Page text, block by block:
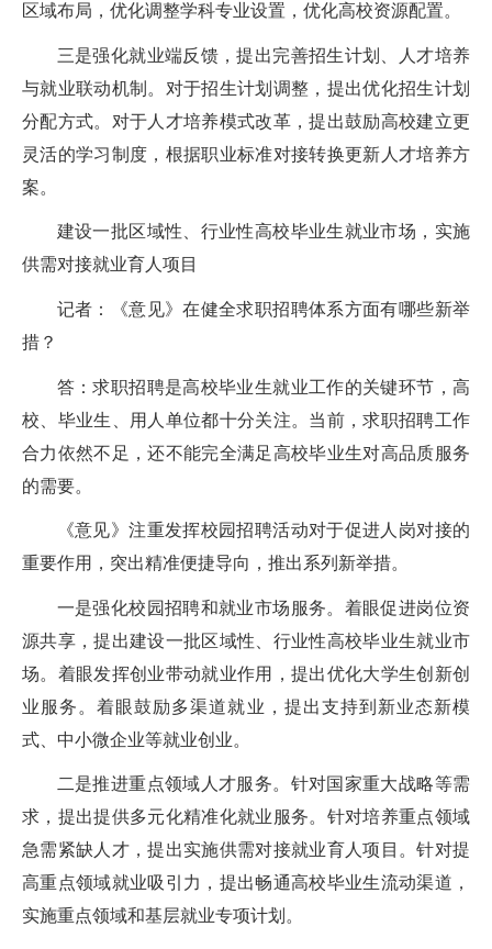
区域布局，优化调整学科专业设置，优化高校资源配置。
三是强化就业端反馈，提出完善招生计划、人才培养
与就业联动机制。对于招生计划调整，提出优化招生计划
分配方式。对于人才培养模式改革，提出鼓励高校建立更
灵活的学习制度，根据职业标准对接转换更新人才培养方
案。
建设一批区域性、行业性高校毕业生就业市场，实施
供需对接就业育人项目
记者：《意见》在健全求职招聘体系方面有哪些新举
措？
答：求职招聘是高校毕业生就业工作的关键环节，高
校、毕业生、用人单位都十分关注。当前，求职招聘工作
合力依然不足，还不能完全满足高校毕业生对高品质服务
的需要。
《意见》注重发挥校园招聘活动对于促进人岗对接的
重要作用，突出精准便捷导向，推出系列新举措。
一是强化校园招聘和就业市场服务。着眼促进岗位资
源共享，提出建设一批区域性、行业性高校毕业生就业市
场。着眼发挥创业带动就业作用，提出优化大学生创新创
业服务。着眼鼓励多渠道就业，提出支持到新业态新模
式、中小微企业等就业创业。
二是推进重点领域人才服务。针对国家重大战略等需
求，提出提供多元化精准化就业服务。针对培养重点领域
急需紧缺人才，提出实施供需对接就业育人项目。针对提
高重点领域就业吸引力，提出畅通高校毕业生流动渠道，
实施重点领域和基层就业专项计划。